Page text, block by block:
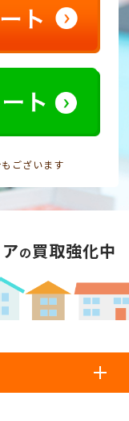
ございます
の買取強化中